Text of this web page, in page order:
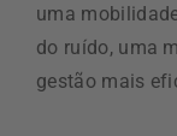
uma
do ruído, uma
gestão mais